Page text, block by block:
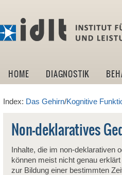
HOME DIAGNOSTIK
Index: Das Gehirn/Kognitive
Non-deklaratives
Inhalte, die im non-deklarativen
können meist nicht genau
zur Bildung einer bestimmten